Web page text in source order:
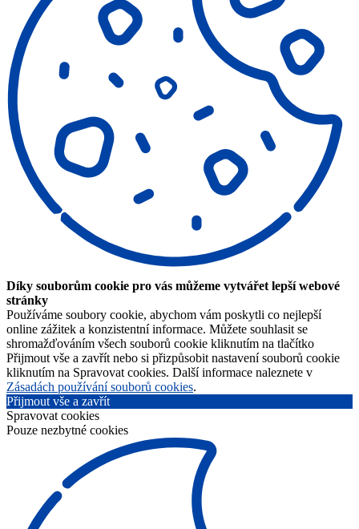
Díky souborům cookie pro vás můžeme vytvářet lepší webové
stránky
Používáme soubory cookie, abychom vám poskytli co nejlepší
online zážitek a konzistentní informace. Můžete souhlasit se
shromažďováním všech souborů cookie kliknutím na tlačítko
Přijmout vše a zavřít nebo si přizpůsobit nastavení souborů cookie
kliknutím na Spravovat cookies. Další informace naleznete v
Zásadách používání souborů cookies.
Přijmout vše a zavřít
Spravovat cookies
Pouze nezbytné cookies